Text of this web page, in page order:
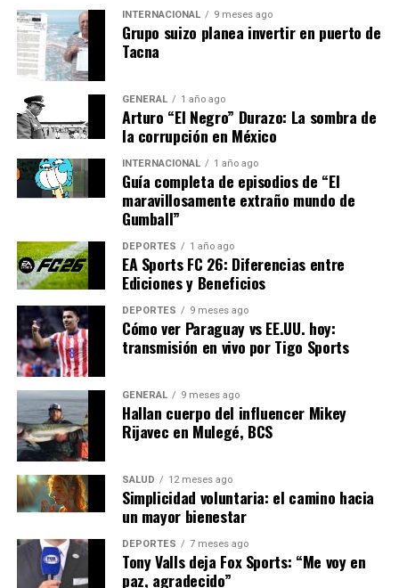
Implicaciones Futuras
Este acuerdo se produce en un momento crucial para el
sector de derivados del cemento, que enfrenta desafíos
significativos debido a la fluctuación en la demanda y los
cambios en las regulaciones medioambientales. El
aumento salarial y las mejoras laborales podrían
contribuir a una mayor estabilidad y satisfacción entre
los trabajadores, lo cual es esencial para mantener la
competitividad del sector.
Mirando hacia el futuro, la implementación efectiva de
estas medidas será clave para garantizar que las mejoras
propuestas se traduzcan en beneficios tangibles para
los trabajadores. Además, el enfoque en la diversidad y la
inclusión podría servir de modelo para otros sectores
industriales en España.
En conclusión, el IX Convenio General del Sector de
Derivados del Cemento representa un paso adelante en
la protección de los derechos laborales y la mejora de las
condiciones de trabajo, con un enfoque en la
sostenibilidad y la inclusión. Este acuerdo podría tener
un impacto positivo duradero en el sector y sus
NOTICIAS RELACIONADAS:
INTERNACIONAL 9 meses ago
Grupo suizo planea invertir en puerto de
Tacna
GENERAL 1 año ago
Arturo “El Negro” Durazo: La sombra de
la corrupción en México
INTERNACIONAL 1 año ago
Guía completa de episodios de “El
maravillosamente extraño mundo de
Gumball”
DEPORTES 1 año ago
EA Sports FC 26: Diferencias entre
Ediciones y Beneficios
DEPORTES 9 meses ago
Cómo ver Paraguay vs EE.UU. hoy:
transmisión en vivo por Tigo Sports
GENERAL 9 meses ago
Hallan cuerpo del influencer Mikey
Rijavec en Mulegé, BCS
SALUD 12 meses ago
Simplicidad voluntaria: el camino hacia
un mayor bienestar
DEPORTES 7 meses ago
Tony Valls deja Fox Sports: “Me voy en
paz, agradecido”